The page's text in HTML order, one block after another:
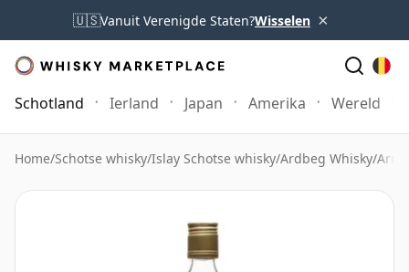
🇺🇸Vanuit Verenigde Staten?Wisselen ×
Schotland Ierland Japan Amerika Wereld
Home/Schotse whisky/Islay Schotse whisky/Ardbeg Whisky/